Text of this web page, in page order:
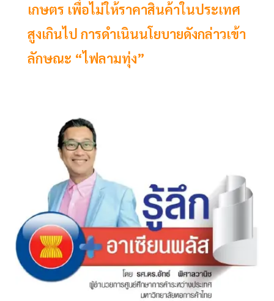
เกษตร เพื่อไม่ให้ราคาสินค้าในประเทศ
สูงเกินไป การดำเนินนโยบายดังกล่าวเข้า
ลักษณะ “ไฟลามทุ่ง”